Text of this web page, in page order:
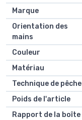
Marque
Orientation des
mains
Couleur
Matériau
Technique de pêche
Poids de l'article
Rapport de la boîte